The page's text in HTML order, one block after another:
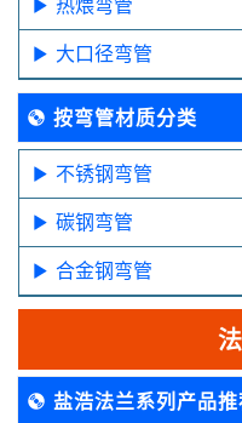
大口径弯管
按弯管材质分类
不锈钢弯管
碳钢弯管
合金钢弯管
盐浩法兰系列产品